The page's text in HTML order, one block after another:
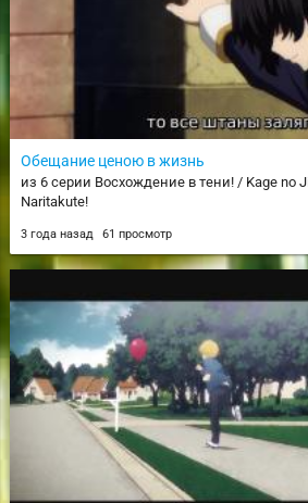
Обещание ценою в жизнь
из 6 серии Восхождение в тени! / Kage no
Naritakute!
3 года назад 61 просмотр